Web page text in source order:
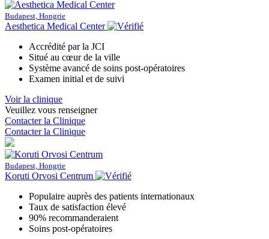
Budapest, Hongrie
Aesthetica Medical Center
Accrédité par la JCI
Situé au cœur de la ville
Système avancé de soins post-opératoires
Examen initial et de suivi
Voir la clinique
Veuillez vous renseigner
Contacter la Clinique
Contacter la Clinique
Budapest, Hongrie
Koruti Orvosi Centrum
Populaire auprès des patients internationaux
Taux de satisfaction élevé
90% recommanderaient
Soins post-opératoires